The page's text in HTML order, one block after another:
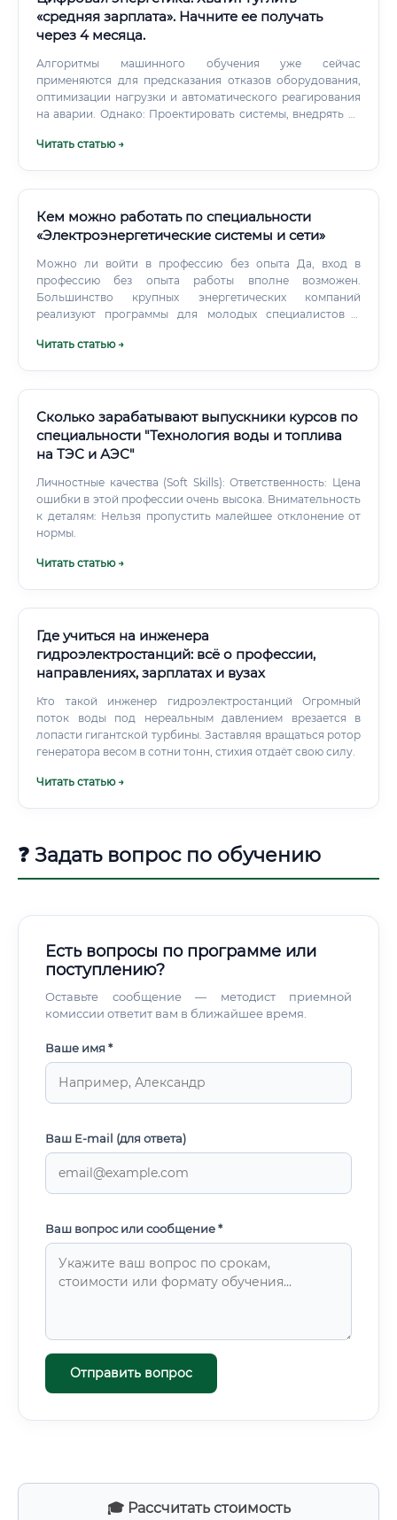
🎓 Рассчитать стоимость
«средняя зарплата». Начните ее получать
через 4 месяца.
Алгоритмы машинного обучения уже сейчас
применяются для предсказания отказов оборудования,
оптимизации нагрузки и автоматического реагирования
на аварии. Однако: Проектировать системы, внедрять их
человек Взаимодействие с надзорными органами,
сопровождения в энергетическом контексте ✅ Вывод: ИИ
создаёт новые задачи для специалистов по цифровой
инструментами в энергетике, будут наиболее
востребованными и высокооплачиваемыми.
Читать статью →
Кем можно работать по специальности
«Электроэнергетические системы и сети»
Можно ли войти в профессию без опыта Да, вход в
профессию без опыта работы вполне возможен.
Большинство крупных энергетических компаний
реализуют программы для молодых специалистов и
варианты: Программы молодых специалистов в ПАО
Стажировки в проектных и сервисных организациях
Работа в должности техника или электромонтёра с
последующим профессиональным ростом до
профильного образования и желание учиться
непосредственно на производстве.
Читать статью →
Сколько зарабатывают выпускники курсов по
специальности "Технология воды и топлива
на ТЭС и АЭС"
Личностные качества (Soft Skills): Ответственность: Цена
ошибки в этой профессии очень высока. Внимательность
к деталям: Нельзя пропустить малейшее отклонение от
нормы.
Читать статью →
Где учиться на инженера
гидроэлектростанций: всё о профессии,
направлениях, зарплатах и вузах
Кто такой инженер гидроэлектростанций Огромный
поток воды под нереальным давлением врезается в
лопасти гигантской турбины. Заставляя вращаться ротор
генератора весом в сотни тонн, стихия отдаёт свою силу.
Читать статью →
❓ Задать вопрос по обучению
Есть вопросы по программе или
поступлению?
Оставьте сообщение — методист приемной
комиссии ответит вам в ближайшее время.
Ваше имя *
Ваш E-mail (для ответа)
Ваш вопрос или сообщение *
Отправить вопрос